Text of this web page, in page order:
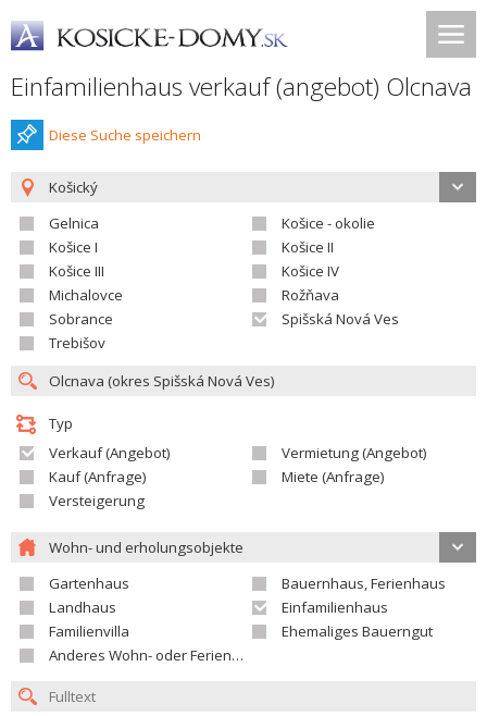
Einfamilienhaus verkauf (angebot) Olcnava
Diese Suche speichern
Košický
Gelnica
Košice - okolie
Košice I
Košice II
Košice III
Košice IV
Michalovce
Rožňava
Sobrance
Spišská Nová Ves
Trebišov
Typ
Verkauf (Angebot)
Vermietung (Angebot)
Kauf (Anfrage)
Miete (Anfrage)
Versteigerung
Wohn- und erholungsobjekte
Gartenhaus
Bauernhaus, Ferienhaus
Landhaus
Einfamilienhaus
Familienvilla
Ehemaliges Bauerngut
Anderes Wohn- oder Ferienobjekt